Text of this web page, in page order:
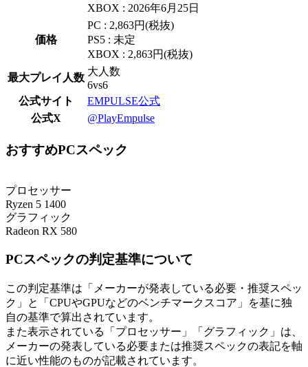
XBOX : 2026年6月25日
価格
PC : 2,863円(税抜)
PS5 : 未定
XBOX : 2,863円(税抜)
最大プレイ人数
大人数
6vs6
公式サイト
EMPULSE公式
公式X
@PlayEmpulse
おすすめPCスペック
プロセッサー
Ryzen 5 1400
グラフィック
Radeon RX 580
PCスペックの判定基準について
この判定基準は「メーカーが発表している必要・推奨スペッ
ク」と「CPUやGPUなどのベンチマークスコア」を基に独
自の基準で算出されています。
また表示されている「プロセッサー」「グラフィック」は、
メーカーの発表している必要または推奨スペックの表記を軸
に近い性能のものが記載されています。